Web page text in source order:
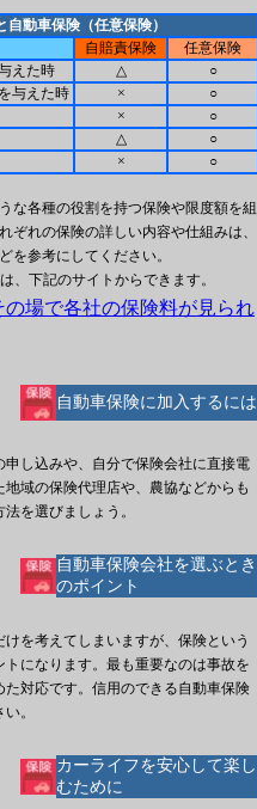
自動車保険（任意保険）
自賠責保険
任意保険
えた時 △
○
与えた時
×
○
×
○
△
○
× ○
な各種の役割を持つ保険や限度額を組
ぞれの保険の詳しい内容や仕組みは、
を参考にしてください。
は、下記のサイトからできます。
場で各社の保険料が見られ
自動車保険に加入するには
し込みや、自分で保険会社に直接電
域の保険代理店や、農協などからも
を選びましょう。
自動車保険会社を選ぶとき
のポイント
を考えてしまいますが、保険という
トになります。最も重要なのは事故を
対応です。信用のできる自動車保険
。
カーライフを安心して楽し
むために